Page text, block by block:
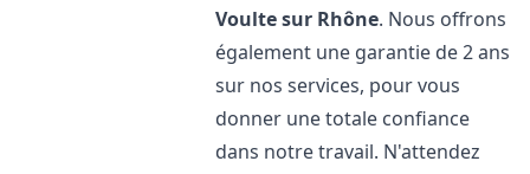
Voulte sur Rhône. Nous offrons
également une garantie de 2 ans
sur nos services, pour vous
donner une totale confiance
dans notre travail. N'attendez